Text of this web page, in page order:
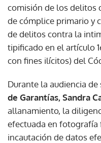
comisión de los delitos
de cómplice primario y
de delitos contra la
tipificado en el artículo
con fines ilícitos) del
Durante la audiencia
de Garantías, Sandra
allanamiento, la
efectuada en fotografía
incautación de datos